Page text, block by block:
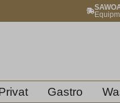
principale
Gastro